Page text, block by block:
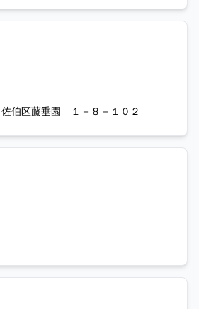
伯区藤垂園 １－８－１０２